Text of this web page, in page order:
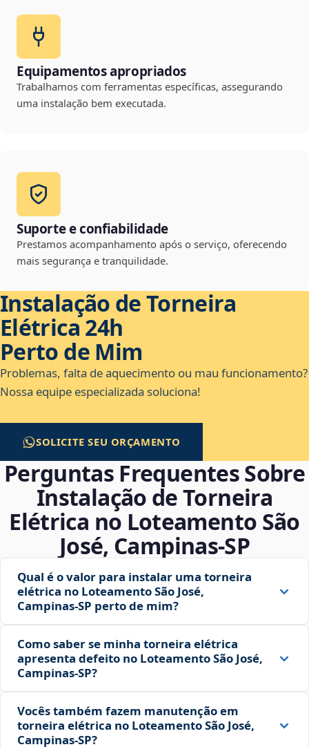
Equipamentos apropriados
Trabalhamos com ferramentas específicas, assegurando
uma instalação bem executada.
Suporte e confiabilidade
Prestamos acompanhamento após o serviço, oferecendo
mais segurança e tranquilidade.
Instalação de Torneira
Elétrica 24h
Perto de Mim
Problemas, falta de aquecimento ou mau funcionamento?
Nossa equipe especializada soluciona!
SOLICITE SEU ORÇAMENTO
Perguntas Frequentes Sobre
Instalação de Torneira
Elétrica no Loteamento São
José, Campinas‑SP
Qual é o valor para instalar uma torneira
elétrica no Loteamento São José,
Campinas‑SP perto de mim?
Como saber se minha torneira elétrica
apresenta defeito no Loteamento São José,
Campinas‑SP?
Vocês também fazem manutenção em
torneira elétrica no Loteamento São José,
Campinas‑SP?